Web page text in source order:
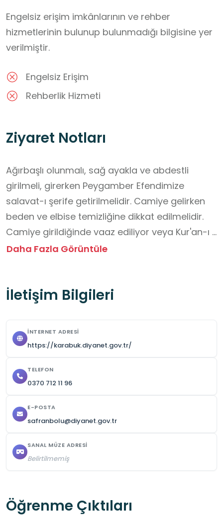
Engelsiz erişim imkânlarının ve rehber
hizmetlerinin bulunup bulunmadığı bilgisine yer
verilmiştir.
Engelsiz Erişim
Rehberlik Hizmeti
Ziyaret Notları
Ağırbaşlı olunmalı, sağ ayakla ve abdestli
girilmeli, girerken Peygamber Efendimize
salavat-ı şerife getirilmelidir. Camiye gelirken
beden ve elbise temizliğine dikkat edilmelidir.
Camiye girildiğinde vaaz ediliyor veya Kur'an-ı
Kerim okunuyor ise sükûnetle dinlenilmelidir.
Daha Fazla Görüntüle
İletişim Bilgileri
İNTERNET ADRESI
https://karabuk.diyanet.gov.tr/
TELEFON
0370 712 11 96
E-POSTA
safranbolu@diyanet.gov.tr
SANAL MÜZE ADRESI
Belirtilmemiş
Öğrenme Çıktıları